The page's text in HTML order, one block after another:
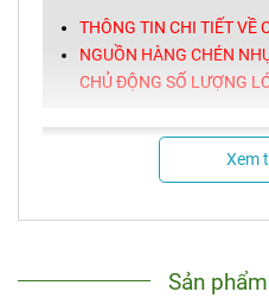
THÔNG TIN CHI TIẾT VỀ
NGUỒN HÀNG CHÉN
CHỦ ĐỘNG SỐ LƯỢNG
Xem
Sản